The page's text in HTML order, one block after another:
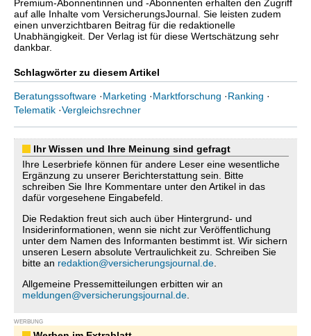
Premium-Abonnentinnen und -Abonnenten erhalten den Zugriff
auf alle Inhalte vom VersicherungsJournal. Sie leisten zudem
einen unverzichtbaren Beitrag für die redaktionelle
Unabhängigkeit. Der Verlag ist für diese Wertschätzung sehr
dankbar.
Schlagwörter zu diesem Artikel
Beratungssoftware ·Marketing ·Marktforschung ·Ranking ·
Telematik ·Vergleichsrechner
Ihr Wissen und Ihre Meinung sind gefragt
Ihre Leserbriefe können für andere Leser eine wesentliche
Ergänzung zu unserer Berichterstattung sein. Bitte
schreiben Sie Ihre Kommentare unter den Artikel in das
dafür vorgesehene Eingabefeld.
Die Redaktion freut sich auch über Hintergrund- und
Insiderinformationen, wenn sie nicht zur Veröffentlichung
unter dem Namen des Informanten bestimmt ist. Wir sichern
unseren Lesern absolute Vertraulichkeit zu. Schreiben Sie
bitte an redaktion@versicherungsjournal.de
Allgemeine Pressemitteilungen erbitten wir an
meldungen@versicherungsjournal.de
WERBUNG